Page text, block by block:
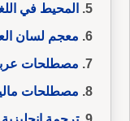
المحيط في
معجم لسان
مصطلحات
مصطلحات